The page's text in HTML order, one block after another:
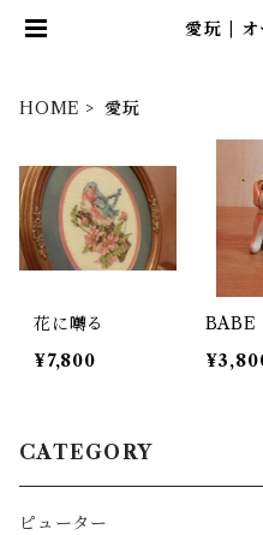
愛玩 | オ
HOME 愛玩
花に囀る
¥7,800
BABE
CATEGORY
ピューター